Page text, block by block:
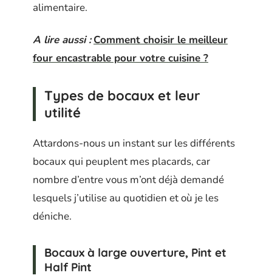
alimentaire.
A lire aussi : Comment choisir le meilleur
four encastrable pour votre cuisine ?
Types de bocaux et leur
utilité
Attardons-nous un instant sur les différents
bocaux qui peuplent mes placards, car
nombre d’entre vous m’ont déjà demandé
lesquels j’utilise au quotidien et où je les
déniche.
Bocaux à large ouverture, Pint et
Half Pint